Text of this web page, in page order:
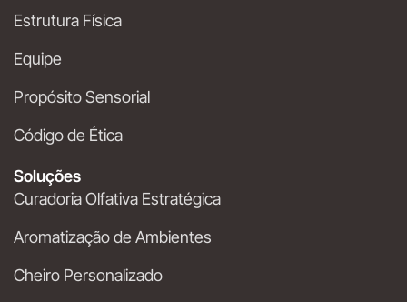
Estrutura Física
Equipe
Propósito Sensorial
Código de Ética
Soluções
Curadoria Olfativa Estratégica
Aromatização de Ambientes
Cheiro Personalizado